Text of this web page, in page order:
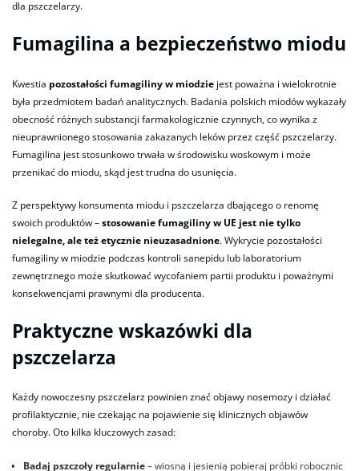
dla pszczelarzy.
Fumagilina a bezpieczeństwo miodu
Kwestia pozostałości fumagiliny w miodzie jest poważna i wielokrotnie
była przedmiotem badań analitycznych. Badania polskich miodów wykazały
obecność różnych substancji farmakologicznie czynnych, co wynika z
nieuprawnionego stosowania zakazanych leków przez część pszczelarzy.
Fumagilina jest stosunkowo trwała w środowisku woskowym i może
przenikać do miodu, skąd jest trudna do usunięcia.
Z perspektywy konsumenta miodu i pszczelarza dbającego o renomę
swoich produktów –stosowanie fumagiliny w UE jest nie tylko
nielegalne, ale też etycznie nieuzasadnione. Wykrycie pozostałości
fumagiliny w miodzie podczas kontroli sanepidu lub laboratorium
zewnętrznego może skutkować wycofaniem partii produktu i poważnymi
konsekwencjami prawnymi dla producenta.
Praktyczne wskazówki dla
pszczelarza
Każdy nowoczesny pszczelarz powinien znać objawy nosemozy i działać
profilaktycznie, nie czekając na pojawienie się klinicznych objawów
choroby. Oto kilka kluczowych zasad:
Badaj pszczoły regularnie– wiosną i jesienią pobieraj próbki robocznic